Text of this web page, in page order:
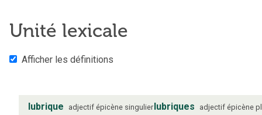
Unité lexicale
Afficher les définitions
lubrique adjectif épicène singulierlubriques adjectif épicène